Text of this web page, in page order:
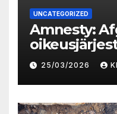
UNCATEGORIZED
Amnesty:
romahtanut
25/03/2026